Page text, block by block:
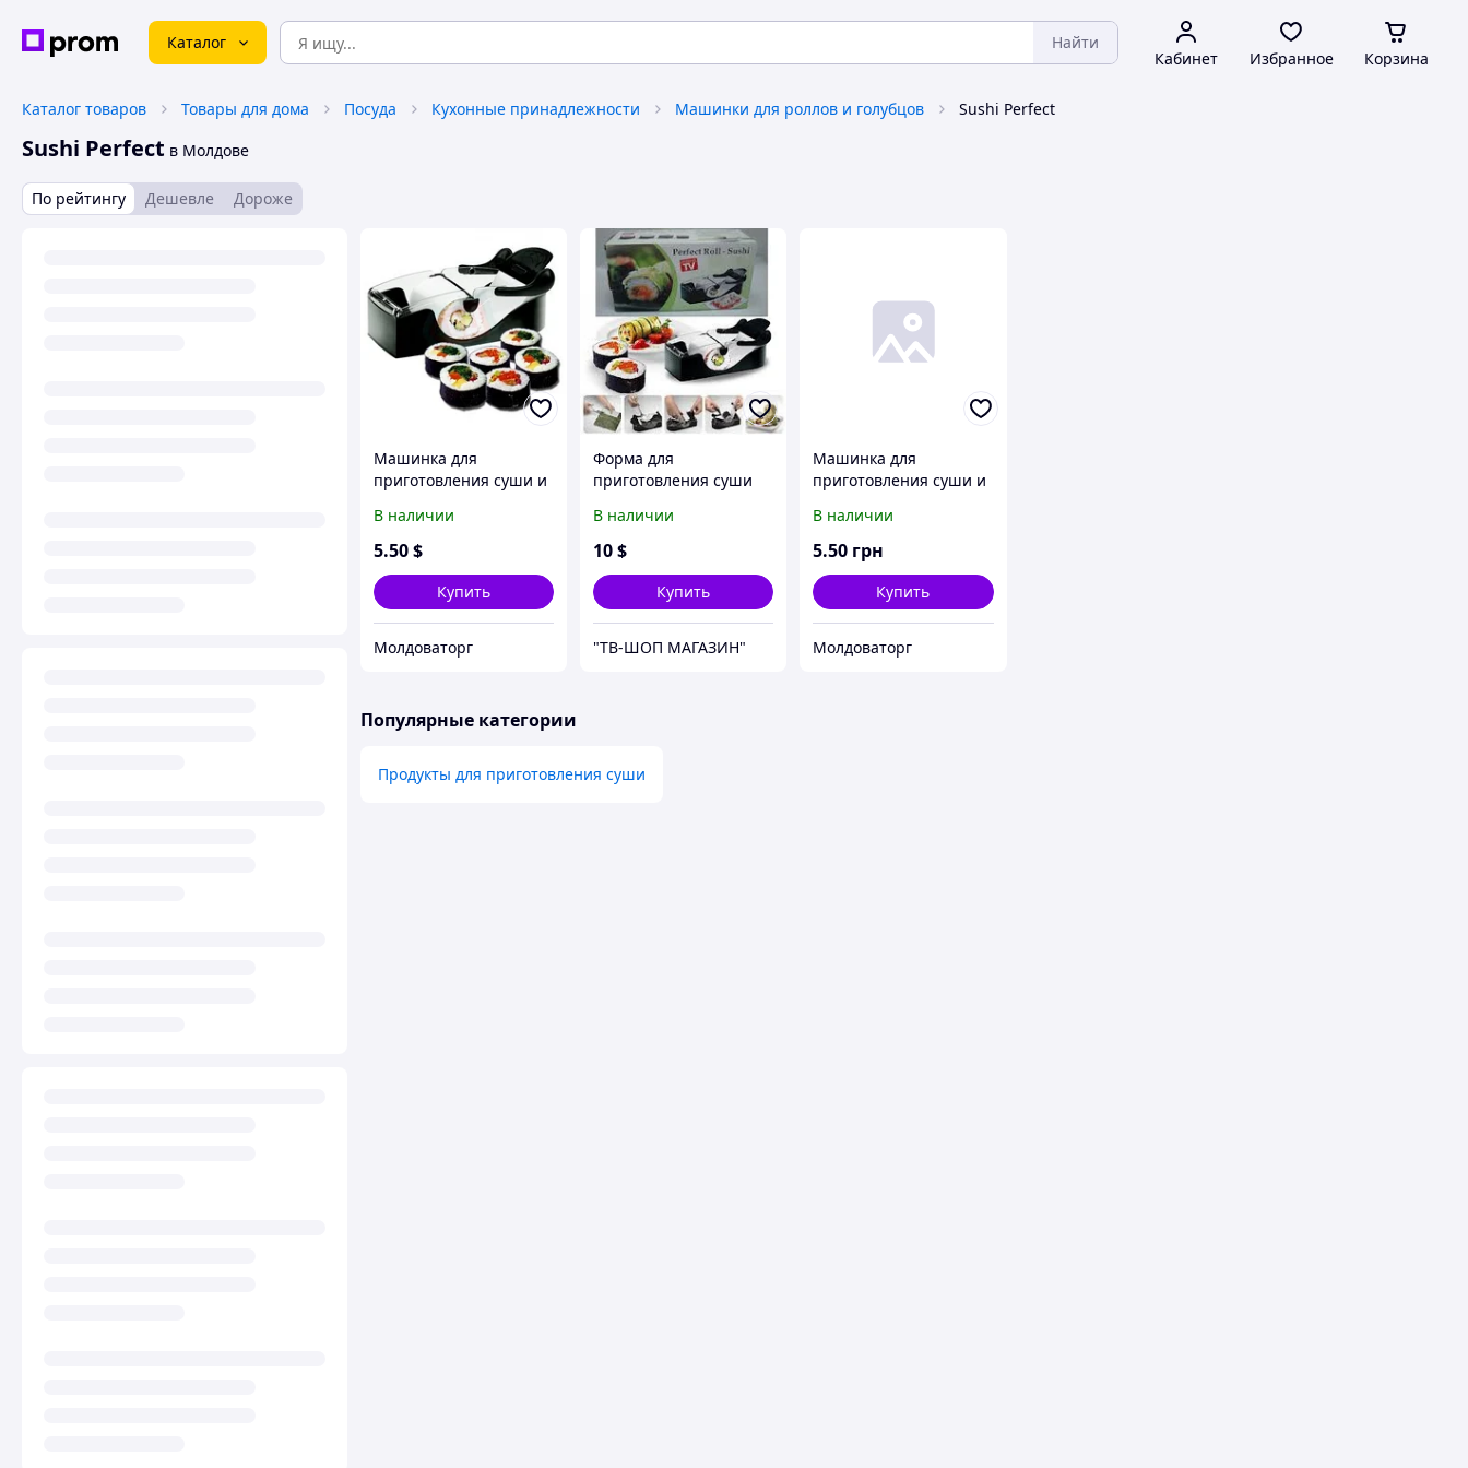
Каталог Найти
Кабинет Избранное Корзина
Каталог товаров Товары для дома Посуда Кухонные принадлежности Машинки для роллов и голубцов Sushi Perfect
Sushi Perfect в Молдове
По рейтингу Дешевле Дороже
Машинка для
приготовления суши и
Sushi
В наличии
5.50$
Купить
Молдоваторг
Форма для
приготовления суши
В наличии
10$
Купить
"ТВ-ШОП МАГАЗИН"
Машинка для
приготовления суши и
Sushi
В наличии
5.50 грн
Купить
Молдоваторг
Популярные категории
Продукты для приготовления суши